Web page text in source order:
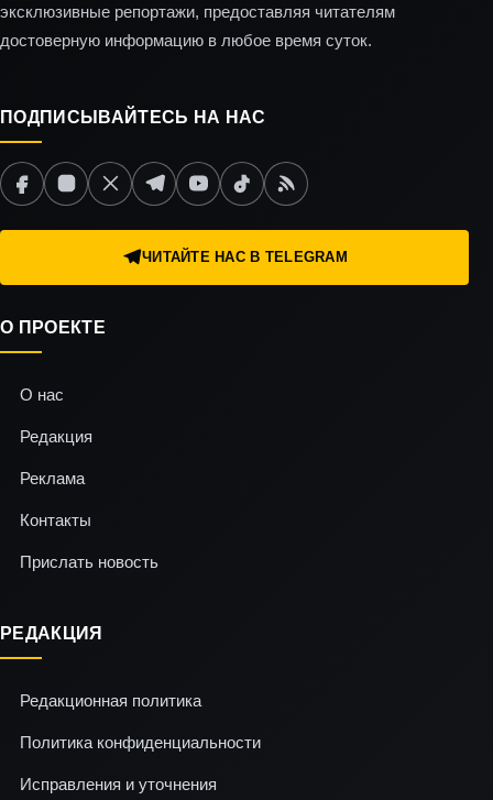
эксклюзивные репортажи, предоставляя читателям
достоверную информацию в любое время суток.
ПОДПИСЫВАЙТЕСЬ НА НАС
ЧИТАЙТЕ НАС В TELEGRAM
О ПРОЕКТЕ
О нас
Редакция
Реклама
Контакты
Прислать новость
РЕДАКЦИЯ
Редакционная политика
Политика конфиденциальности
Исправления и уточнения